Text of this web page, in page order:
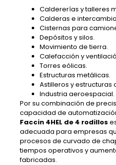
Caldererías y talleres
Calderas e
Cisternas para
Depósitos y silos.
Movimiento de tierra.
Calefacción y
Torres eólicas.
Estructuras metálicas.
Astilleros y estructuras
Industria aeroespacial.
Por su combinación de
capacidad de
Faccin 4HEL de 4 rodillos
adecuada para empresas
procesos de curvado de
tiempos operativos y
fabricadas.